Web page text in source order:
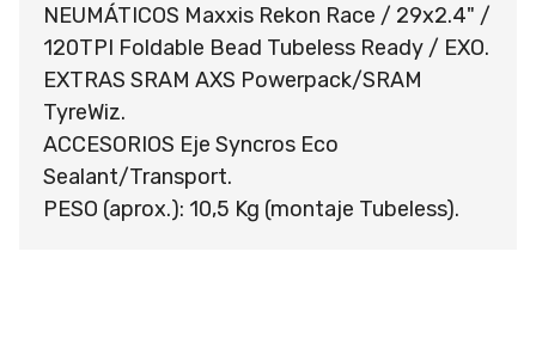
NEUMÁTICOS Maxxis Rekon Race / 29x2.4" /
120TPI Foldable Bead Tubeless Ready / EXO.
EXTRAS SRAM AXS Powerpack/SRAM
TyreWiz.
ACCESORIOS Eje Syncros Eco
Sealant/Transport.
PESO (aprox.): 10,5 Kg (montaje Tubeless).